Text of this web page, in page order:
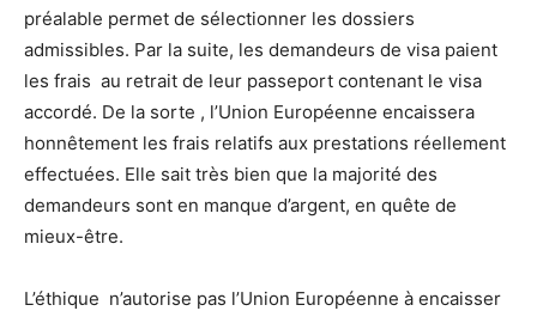
préalable permet de sélectionner les dossiers
admissibles. Par la suite, les demandeurs de visa paient
les frais au retrait de leur passeport contenant le visa
accordé. De la sorte , l’Union Européenne encaissera
honnêtement les frais relatifs aux prestations réellement
effectuées. Elle sait très bien que la majorité des
demandeurs sont en manque d’argent, en quête de
mieux-être.
L’éthique n’autorise pas l’Union Européenne à encaisser